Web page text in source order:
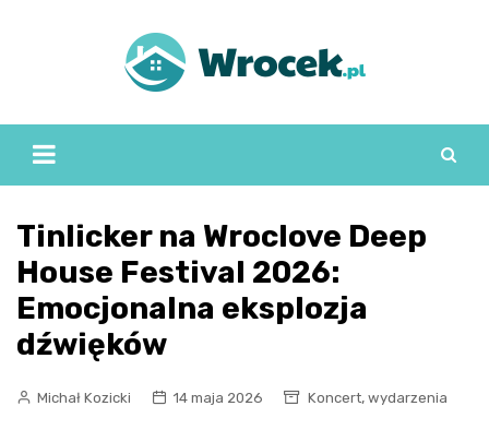
Tinlicker na Wroclove Deep
House Festival 2026:
Emocjonalna eksplozja
dźwięków
Michał Kozicki 14 maja 2026 Koncert, wydarzenia